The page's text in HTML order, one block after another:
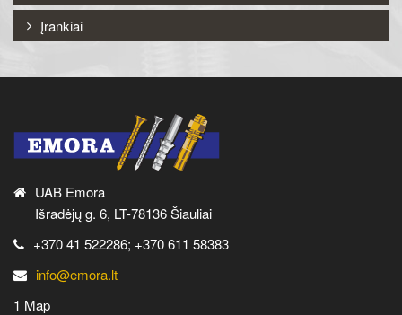
Įrankiai
UAB Emora
Išradėjų g. 6, LT-78136 Šiauliai
+370 41 522286; +370 611 58383
info@emora.lt
1 Map